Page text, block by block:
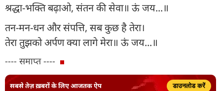
श्रद्धा-भक्ति बढ़ाओ, संतन की सेवा॥ ऊं जय...॥
तन-मन-धन और संपत्ति, सब कुछ है तेरा।
तेरा तुझको अर्पण क्या लागे मेरा॥ ऊं जय...॥
---- समाप्त ----
सबसे तेज़ ख़बरों के लिए आजतक ऐप डाउनलोड करें